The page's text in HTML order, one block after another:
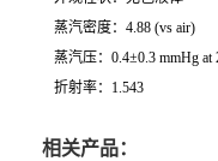
蒸汽密度：4.88 (vs air)
蒸汽压：0.4±0.3 mmHg at
折射率：1.543
相关产品：